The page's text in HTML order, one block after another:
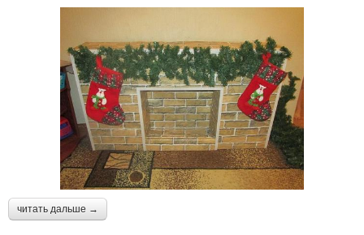
читать дальше →